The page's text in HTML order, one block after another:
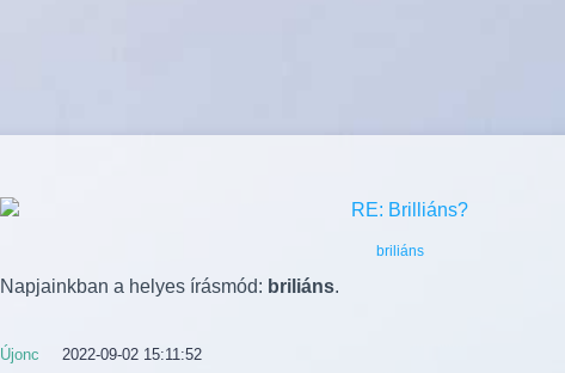
briliáns
Napjainkban a helyes írásmód: briliáns.
Újonc 2022-09-02 15:11:52